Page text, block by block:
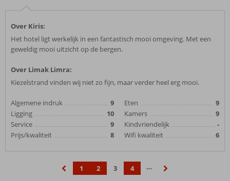
Over Kiris:
Het hotel ligt werkelijk in een fantastisch mooi omgeving. Met een
geweldig mooi uitzicht op de bergen.
Over Limak Limra:
Kiezelstrand vinden wij niet zo fijn, maar verder heel erg mooi.
Algemene indruk
9
Ligging
10
Service
9
Prijs/kwaliteit
8
Eten
9
Kamers
9
Kindvriendelijk
-
Wifi kwaliteit
6
1 2 3 4
…